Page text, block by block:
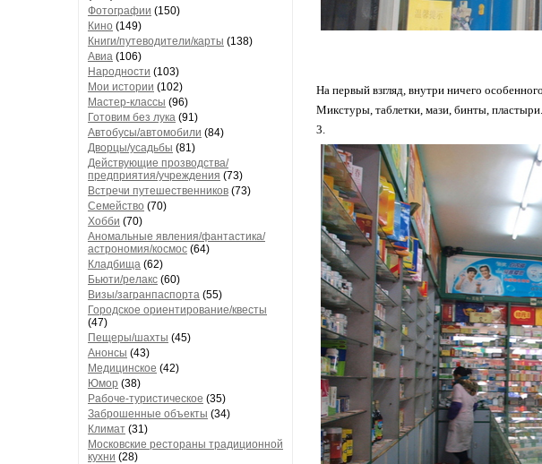
Фотографии (150)
Кино (149)
Книги/путеводители/карты (138)
Авиа (106)
Народности (103)
Мои истории (102)
Мастер-классы (96)
Готовим без лука (91)
Автобусы/автомобили (84)
Дворцы/усадьбы (81)
Действующие прозводства/
предприятия/учреждения (73)
Встречи путешественников (73)
Семейство (70)
Хобби (70)
Аномальные явления/фантастика/
астрономия/космос (64)
Кладбища (62)
Бьюти/релакс (60)
Визы/загранпаспорта (55)
Городское ориентирование/квесты
(47)
Пещеры/шахты (45)
Анонсы (43)
Медицинское (42)
Юмор (38)
Рабоче-туристическое (35)
Заброшенные объекты (34)
Климат (31)
Московские рестораны традиционной
кухни (28)
На первый взгляд, внутри ничего
Микстуры, таблетки, мази, бинты, пластыри.
3.